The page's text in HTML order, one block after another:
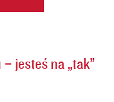
jesteś na „tak”